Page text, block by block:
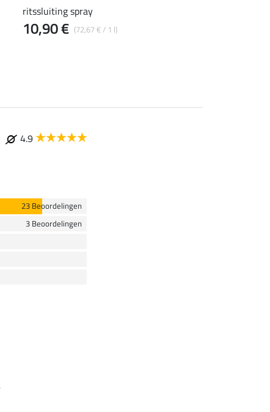
ritssluiting spray
(72,67 € / 1 l)
10,90 €
4.9
23 Beoordelingen
3 Beoordelingen